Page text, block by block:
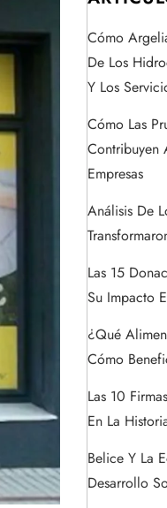
Cómo
De Los
Y Los
Cómo Las
Contribuyen
Empresas
Análisis De
Las 15
Su Impacto
¿Qué
Cómo
Las 10
En La
Belice Y La
Desarrollo